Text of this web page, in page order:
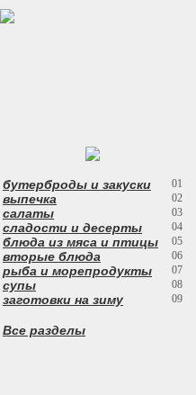
01
бутерброды и закуски
02
выпечка
03
салаты
04
сладости и десерты
05
блюда из мяса и птицы
06
вторые блюда
07
рыба и морепродукты
08
супы
09
заготовки на зиму
Все разделы